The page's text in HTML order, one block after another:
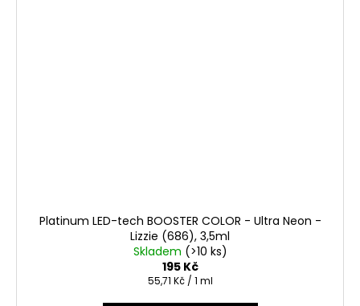
Platinum LED-tech BOOSTER COLOR - Ultra Neon -
Lizzie (686), 3,5ml
Skladem (>10 ks)
195 Kč
Měrná
55,71 Kč / 1 ml